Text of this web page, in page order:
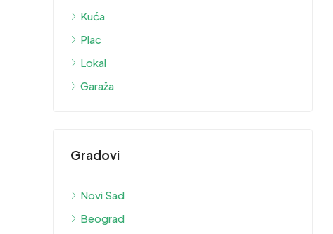
Kuća
Plac
Lokal
Garaža
Gradovi
Novi Sad
Beograd